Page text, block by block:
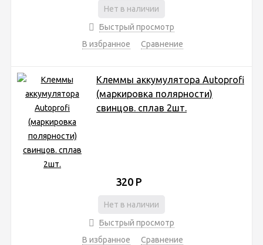
Нет в наличии
Быстрый просмотр
В избранное
Сравнение
Клеммы аккумулятора Аutoprofi
(маркировка полярности)
свинцов. сплав 2шт.
320 Р
Нет в наличии
Быстрый просмотр
В избранное
Сравнение